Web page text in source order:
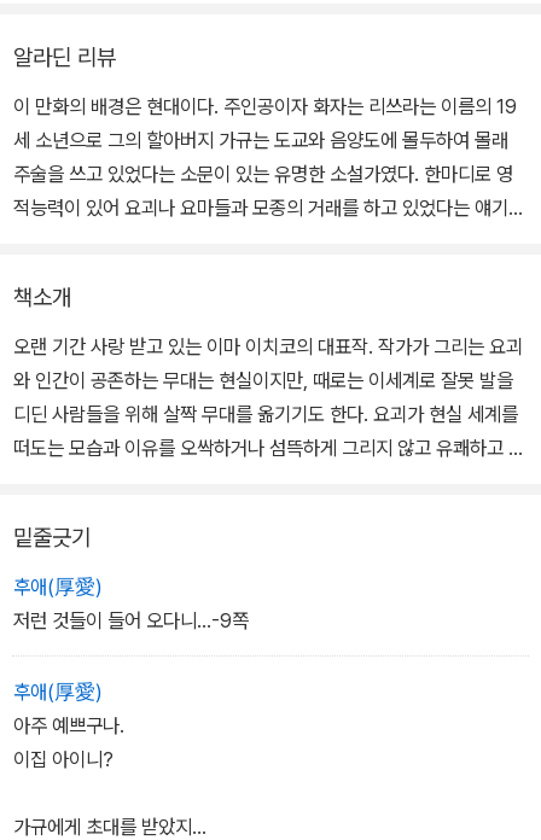
알라딘 리뷰
이 만화의 배경은 현대이다. 주인공이자 화자는 리쓰라는 이름의 19
세 소년으로 그의 할아버지 가규는 도교와 음양도에 몰두하여 몰래
주술을 쓰고 있었다는 소문이 있는 유명한 소설가였다. 한마디로 영
적능력이 있어 요괴나 요마들과 모종의 거래를 하고 있었다는 얘기이
밖에도 이 집안에는 괴이한 집안 내력이 있다. 리쓰가 4세때, 아버지
가 심장마비로 사망하는데 할아버지는 요괴 중의 요괴인 아오아라시
와 거래하여 아들의 몸을 그에게 주는 대신 손자인 리쓰를 평생 돌봐
줄 것을 부탁한다. 그 결과 죽은 아버지는 사흘만에 되살아난다. 물론
그대로인 것은 육체뿐이고 영혼은 요괴인 아오아라시의 것이다. 그리
다. 요괴들은 물건에 깃들기도 하고, 사람의 몸에 들어가기도 하며, 헛
것을 만들어 내기도 한다. 요컨대 인간의 욕망과 집착 그리고 원한이
있는 곳이라면 요괴들은 출몰한다. 눈치빠른 독자들은 벌써 알아차렸
이 만화에서 요괴들은 무찔러야 할 절대 악이 아니다. 그것들은 비록
죽음의 세계에 속해 있지만, 존중해주어야 할 존재들이고 또한 삶의
연장선에 있다. 따라서 주인공 소년의 임무는 단지 으랏차차! 하고 악
힌 원한과 집착을 살풀이를 해줌으로써 요괴와 인간 모두를 해방시키
책소개
오랜 기간 사랑 받고 있는 이마 이치코의 대표작. 작가가 그리는 요괴
와 인간이 공존하는 무대는 현실이지만, 때로는 이세계로 잘못 발을
디딘 사람들을 위해 살짝 무대를 옮기기도 한다. 요괴가 현실 세계를
떠도는 모습과 이유를 오싹하거나 섬뜩하게 그리지 않고 유쾌하고 평
밑줄긋기
후애(厚愛)
저런 것들이 들어 오다니...-9쪽
후애(厚愛)
아주 예쁘구나.
이집 아이니?
가규에게 초대를 받았지...